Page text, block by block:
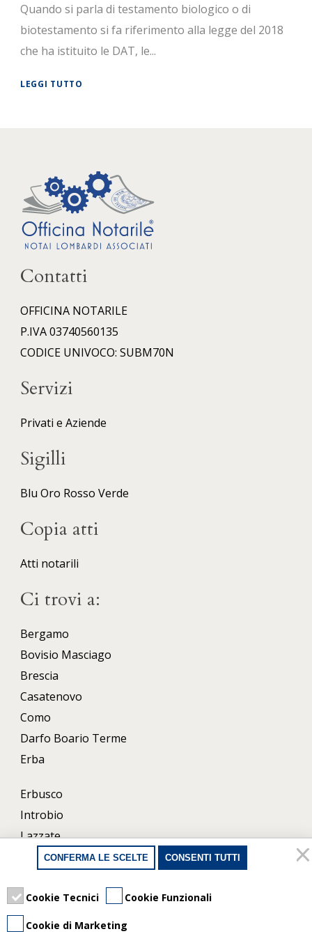
Quando si parla di testamento biologico o di
biotestamento si fa riferimento alla legge del 2018
che ha istituito le DAT, le...
LEGGI TUTTO
Contatti
OFFICINA NOTARILE
P.IVA 03740560135
CODICE UNIVOCO: SUBM70N
Servizi
Privati e Aziende
Sigilli
Blu Oro Rosso Verde
Copia atti
Atti notarili
Ci trovi a:
Bergamo
Bovisio Masciago
Brescia
Casatenovo
Como
Darfo Boario Terme
Erba
Erbusco
Introbio
Lazzate
Lecco
Porlezza
Uboldo
CONFERMA LE SCELTE CONSENTI TUTTI
Cookie Tecnici Cookie Funzionali
Cookie di Marketing